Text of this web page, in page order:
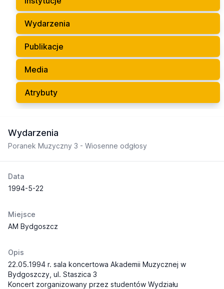
Wydarzenia
Publikacje
Media
Atrybuty
Wydarzenia
Poranek Muzyczny 3 - Wiosenne odgłosy
Data
1994-5-22
Miejsce
AM Bydgoszcz
Opis
22.05.1994 r. sala koncertowa Akademii Muzycznej w
Bydgoszczy, ul. Staszica 3
Koncert zorganizowany przez studentów Wydziału